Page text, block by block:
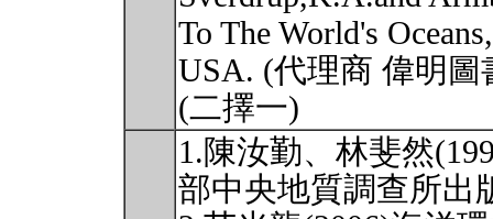
To The World's
USA. (代理商 偉明圖
(二擇一)
1.陳汝勤、林斐然
部中央地質調查所出